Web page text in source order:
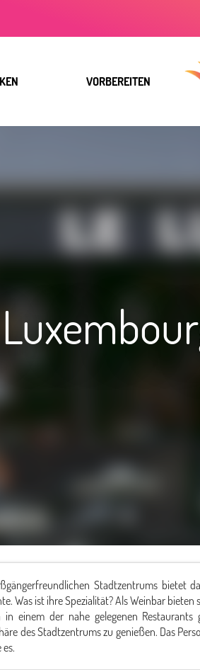
VORBEREITEN
Stadtzentrums bietet
Was ist ihre Spezialität? Als Weinbar
in einem der nahe gelegenen
des Stadtzentrums zu genießen. Das